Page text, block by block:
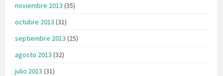
noviembre 2013 (35)
octubre 2013 (31)
septiembre 2013 (25)
agosto 2013 (32)
julio 2013 (31)